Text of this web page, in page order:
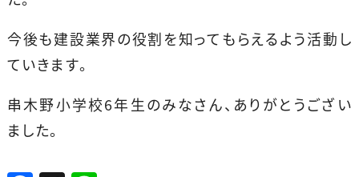
今後も建設業界の役割を知ってもらえるよう活動し
ていきます。
串木野小学校6年生のみなさん、ありがとうござい
ました。